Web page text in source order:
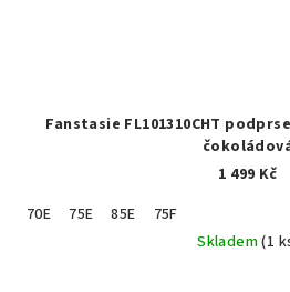
Fanstasie FL101310CHT
1 499 Kč
70E
75E 85E
75F
Skladem(1